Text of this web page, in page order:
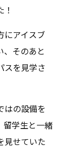
にアイスブ
、そのあと
スを見学さ
はの設備を
留学生と一緒
見せていた